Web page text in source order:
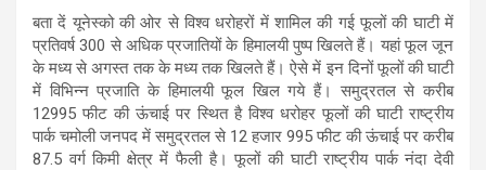
बता दें यूनेस्को की ओर से विश्व धरोहरों में शामिल की गई फूलों की घाटी में
प्रतिवर्ष 300 से अधिक प्रजातियों के हिमालयी पुष्प खिलते हैं। यहां फूल जून
के मध्य से अगस्त तक के मध्य तक खिलते हैं। ऐसे में इन दिनों फूलों की घाटी
में विभिन्न प्रजाति के हिमालयी फूल खिल गये हैं। समुद्रतल से करीब
12995 फीट की ऊंचाई पर स्थित है विश्व धरोहर फूलों की घाटी राष्ट्रीय
पार्क चमोली जनपद में समुद्रतल से 12 हजार 995 फीट की ऊंचाई पर करीब
87.5 वर्ग किमी क्षेत्र में फैली है। फूलों की घाटी राष्ट्रीय पार्क नंदा देवी